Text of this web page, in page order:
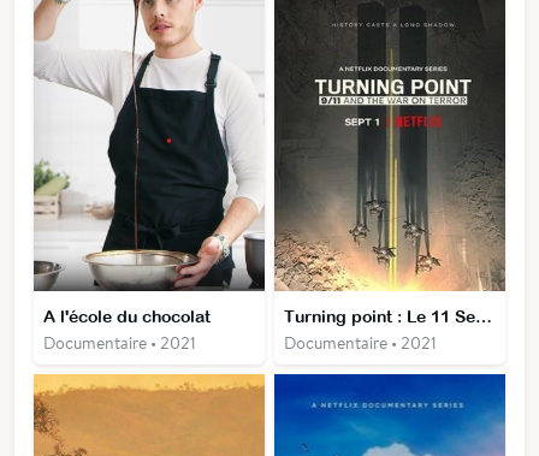
A l'école du chocolat
Documentaire • 2021
Turning point : Le 11 Septembre et la guerre contre le terrorisme
Documentaire • 2021